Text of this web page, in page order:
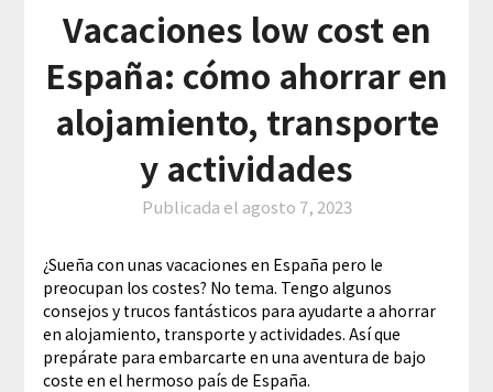
Vacaciones low cost en
España: cómo ahorrar en
alojamiento, transporte
y actividades
Publicada el agosto 7, 2023
¿Sueña con unas vacaciones en España pero le
preocupan los costes? No tema. Tengo algunos
consejos y trucos fantásticos para ayudarte a ahorrar
en alojamiento, transporte y actividades. Así que
prepárate para embarcarte en una aventura de bajo
coste en el hermoso país de España.